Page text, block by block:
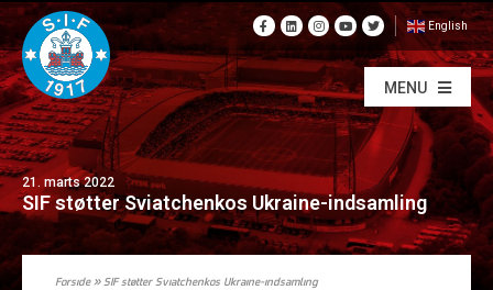
English
MENU
21. marts 2022
SIF støtter Sviatchenkos Ukraine-indsamling
Forside»SIF støtter Sviatchenkos Ukraine-indsamling